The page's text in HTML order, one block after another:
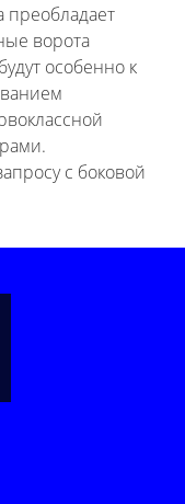
преобладает
ворота
особенно к
с боковой